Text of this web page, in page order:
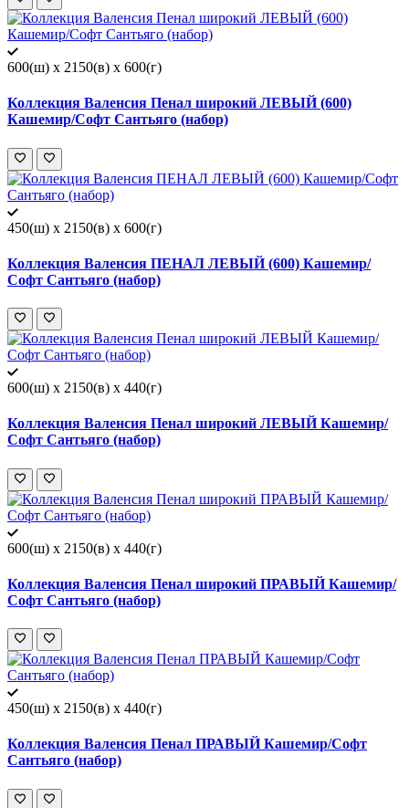
600(ш) x 2150(в) x 600(г)
Коллекция Валенсия Пенал широкий ЛЕВЫЙ (600)
Кашемир/Софт Сантьяго (набор)
450(ш) x 2150(в) x 600(г)
Коллекция Валенсия ПЕНАЛ ЛЕВЫЙ (600) Кашемир/
Софт Сантьяго (набор)
600(ш) x 2150(в) x 440(г)
Коллекция Валенсия Пенал широкий ЛЕВЫЙ Кашемир/
Софт Сантьяго (набор)
600(ш) x 2150(в) x 440(г)
Коллекция Валенсия Пенал широкий ПРАВЫЙ Кашемир/
Софт Сантьяго (набор)
450(ш) x 2150(в) x 440(г)
Коллекция Валенсия Пенал ПРАВЫЙ Кашемир/Софт
Сантьяго (набор)